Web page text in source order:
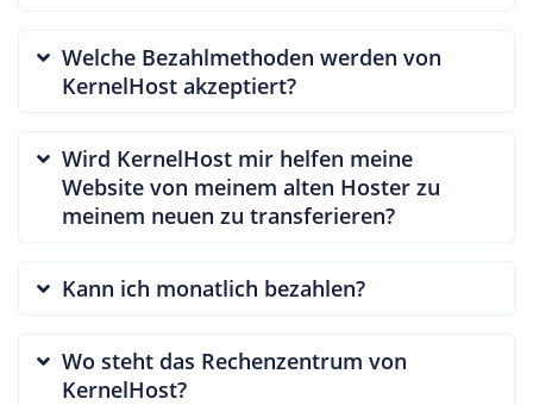
Welche Bezahlmethoden werden von
KernelHost akzeptiert?
Wird KernelHost mir helfen meine
Website von meinem alten Hoster zu
meinem neuen zu transferieren?
Kann ich monatlich bezahlen?
Wo steht das Rechenzentrum von
KernelHost?